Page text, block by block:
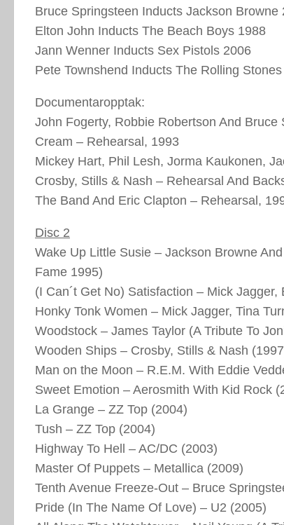
Bruce Springsteen Inducts Jackson Browne
Elton John Inducts The Beach Boys 1988
Jann Wenner Inducts Sex Pistols 2006
Pete Townshend Inducts The Rolling
Documentaropptak:
John Fogerty, Robbie Robertson And
Cream – Rehearsal, 1993
Mickey Hart, Phil Lesh, Jorma Kaukonen,
Crosby, Stills & Nash – Rehearsal And
The Band And Eric Clapton – Rehearsal,
Disc 2
Wake Up Little Susie – Jackson Browne
Fame 1995)
(I Can´t Get No) Satisfaction – Mick
Honky Tonk Women – Mick Jagger, Tina
Woodstock – James Taylor (A Tribute To
Wooden Ships – Crosby, Stills & Nash
Man on the Moon – R.E.M. With Eddie
Sweet Emotion – Aerosmith With Kid Rock
La Grange – ZZ Top (2004)
Tush – ZZ Top (2004)
Highway To Hell – AC/DC (2003)
Master Of Puppets – Metallica (2009)
Tenth Avenue Freeze-Out – Bruce
Pride (In The Name Of Love) – U2 (2005)